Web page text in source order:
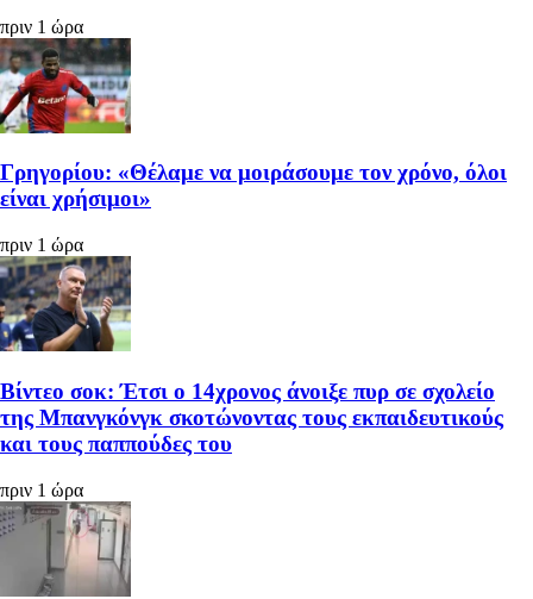
πριν 1 ώρα
Γρηγορίου: «Θέλαμε να μοιράσουμε τον χρόνο, όλοι
είναι χρήσιμοι»
πριν 1 ώρα
Βίντεο σοκ: Έτσι ο 14χρονος άνοιξε πυρ σε σχολείο
της Μπανγκόνγκ σκοτώνοντας τους εκπαιδευτικούς
και τους παππούδες του
πριν 1 ώρα